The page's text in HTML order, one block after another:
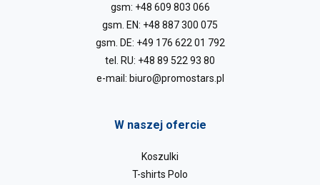
gsm: +48 609 803 066
gsm. EN: +48 887 300 075
gsm. DE: +49 176 622 01 792
tel. RU: +48 89 522 93 80
e-mail: biuro@promostars.pl
W naszej ofercie
Koszulki
T-shirts Polo